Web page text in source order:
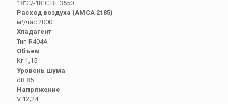
18°С/-18°С Вт 3550
Расход воздуха (АМСА 2185)
мᶾ/час 2000
Хладагент
Тип R404A
Объем
Кг 1,15
Уровень шума
dB 85
Напряжение
V 12;24